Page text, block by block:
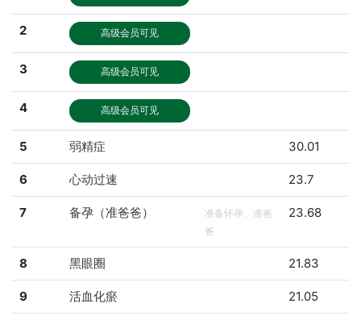
2 高级会员可见
3 高级会员可见
4 高级会员可见
5 弱精症 30.01
6 心动过速 23.7
7 备孕（准爸爸）
准备怀孕、准爸
爸
23.68
8 黑眼圈 21.83
9 活血化瘀 21.05